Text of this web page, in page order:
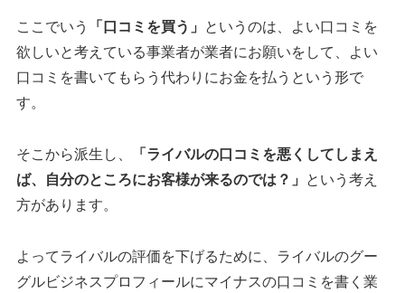
ここでいう 「口コミを買う」
というのは、よい口コミを
欲しいと考えている事業者が業者にお願いをして、よい
口コミを書いてもらう代わりにお金を払うという形で
す。
そこから派生し、
「ライバルの口コミを悪くしてしまえ
ば、自分のところにお客様が来るのでは？」
という考え
方があります。
よってライバルの評価を下げるために、ライバルのグー
グルビジネスプロフィールにマイナスの口コミを書く業